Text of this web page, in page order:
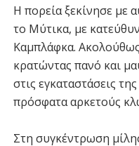
Η πορεία ξεκίνησε με
το Μύτικα, με
Καμπλάφκα.
κρατώντας πανό και
στις εγκαταστάσεις
πρόσφατα αρκετούς
Στη συγκέντρωση